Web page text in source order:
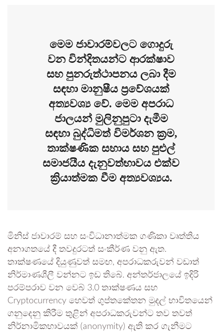
මෙම ජාවාරම්වලට ගොදුරු
වන වින්දිතයන්ට ආරක්ෂාව
සහ පුනරුත්ථාපනය ලබා දීම
සඳහා මානුෂීය ප්‍රවේශයක්
අත්‍යවශ්‍ය වේ. මෙම අපරාධ
ජාලයන් මුලිනුපුටා දැමීම
සඳහා බුද්ධිමත් විමර්ශන ක්‍රම,
තාක්ෂණික සහාය සහ පුළුල්
සමාජයීය දැනුවත්භාවය එක්ව
ක්‍රියාත්මක වීම අත්‍යවශ්‍යය.
මිනිස් ජාවාරම් සහ සංවිධානාත්මක ගණිකා වෘත්තිය
අනාගතයේ දී තවදුරටත් සංකීර්ණ වනු ඇත.
තාක්ෂණයේ දියුණුවත් සමඟ, අපරාධකරුවන් වඩාත්
නිර්මාණශීලී වන්නට ඉඩ තිබේ. අන්තර්ජාලයේ ඉදිරි
පරම්පරාව වන වෙබ් 3.0 තාක්ෂණය සහ
Cryptocurrency හෙවත් ගුප්තකේතන මුදල් භාවිතයෙන්
ගනුදෙනු කිරීම තුළින් අපරාධකරුවන්ට තව තවත්
නිර්නාමිකභාවයක් (anonymity) ඇති කර ගැනීමට